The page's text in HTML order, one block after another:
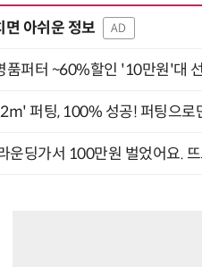
면 아쉬운 정보 AD
퍼터 ~60%할인 '10만원'대
퍼팅, 100% 성공! 퍼팅으로
운딩가서 100만원 벌었어요.